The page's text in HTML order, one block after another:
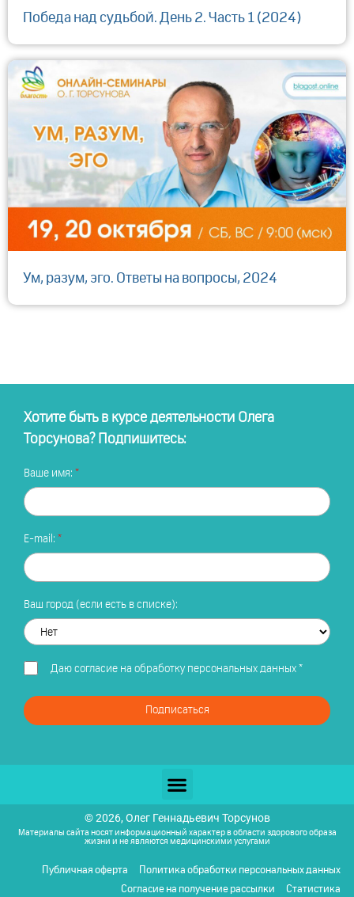
Победа над судьбой. День 2. Часть 1 (2024)
Ум, разум, эго. Ответы на вопросы, 2024
Хотите быть в курсе деятельности Олега
Торсунова? Подпишитесь:
Ваше имя:
E-mail:
Ваш город (если есть в списке):
Даю согласие на обработку персональных данных*
Подписаться
© 2026, Олег Геннадьевич Торсунов
Материалы сайта носят информационный характер в области здорового образа
жизни и не являются медицинскими услугами
Публичная оферта
Политика обработки персональных данных
Согласие на получение рассылки
Статистика